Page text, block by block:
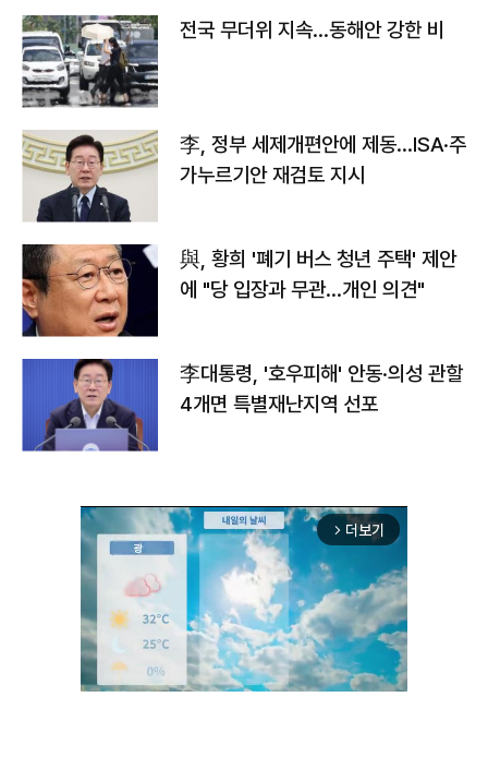
전국 무더위 지속…동해안 강한 비
李, 정부 세제개편안에 제동…ISA·주
가누르기안 재검토 지시
與, 황희 '폐기 버스 청년 주택' 제안
에 "당 입장과 무관…개인 의견"
李대통령, '호우피해' 안동·의성 관할
4개면 특별재난지역 선포
arrow_forward_ios 더보기